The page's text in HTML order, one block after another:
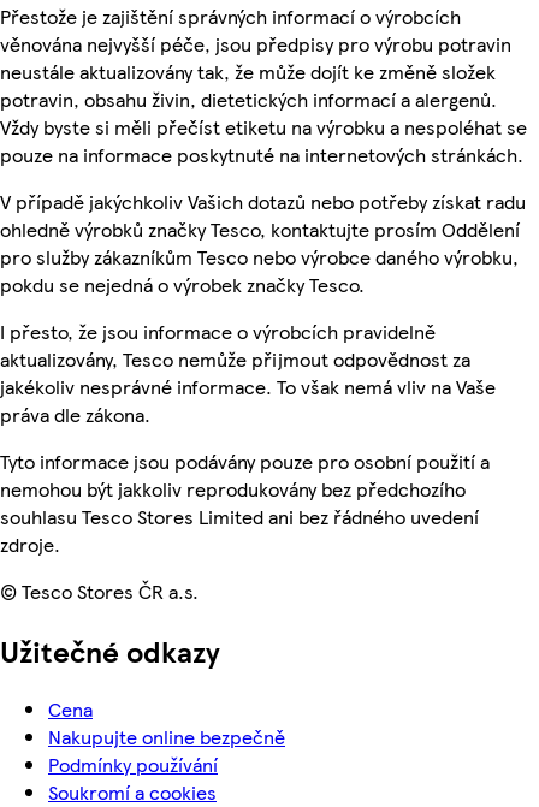
Přestože je zajištění správných informací o výrobcích
věnována nejvyšší péče, jsou předpisy pro výrobu potravin
neustále aktualizovány tak, že může dojít ke změně složek
potravin, obsahu živin, dietetických informací a alergenů.
Vždy byste si měli přečíst etiketu na výrobku a nespoléhat se
pouze na informace poskytnuté na internetových stránkách.
V případě jakýchkoliv Vašich dotazů nebo potřeby získat radu
ohledně výrobků značky Tesco, kontaktujte prosím Oddělení
pro služby zákazníkům Tesco nebo výrobce daného výrobku,
pokdu se nejedná o výrobek značky Tesco.
I přesto, že jsou informace o výrobcích pravidelně
aktualizovány, Tesco nemůže přijmout odpovědnost za
jakékoliv nesprávné informace. To však nemá vliv na Vaše
práva dle zákona.
Tyto informace jsou podávány pouze pro osobní použití a
nemohou být jakkoliv reprodukovány bez předchozího
souhlasu Tesco Stores Limited ani bez řádného uvedení
zdroje.
© Tesco Stores ČR a.s.
Užitečné odkazy
Cena
Nakupujte online bezpečně
Podmínky používání
Soukromí a cookies